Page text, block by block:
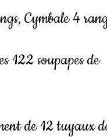
Cymbale 4
122 soupapes de
de 12 tuyaux